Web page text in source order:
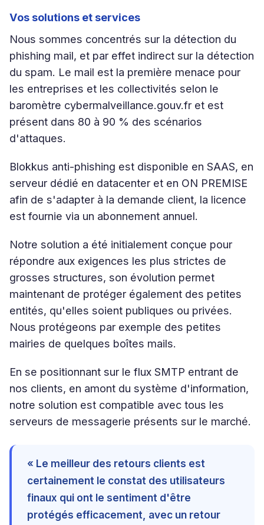
Vos solutions et services
Nous sommes concentrés sur la détection du
phishing mail, et par effet indirect sur la détection
du spam. Le mail est la première menace pour
les entreprises et les collectivités selon le
baromètre cybermalveillance.gouv.fr et est
présent dans 80 à 90 % des scénarios
d'attaques.
Blokkus anti-phishing est disponible en SAAS, en
serveur dédié en datacenter et en ON PREMISE
afin de s'adapter à la demande client, la licence
est fournie via un abonnement annuel.
Notre solution a été initialement conçue pour
répondre aux exigences les plus strictes de
grosses structures, son évolution permet
maintenant de protéger également des petites
entités, qu'elles soient publiques ou privées.
Nous protégeons par exemple des petites
mairies de quelques boîtes mails.
En se positionnant sur le flux SMTP entrant de
nos clients, en amont du système d'information,
notre solution est compatible avec tous les
serveurs de messagerie présents sur le marché.
« Le meilleur des retours clients est
certainement le constat des utilisateurs
finaux qui ont le sentiment d'être
protégés efficacement, avec un retour